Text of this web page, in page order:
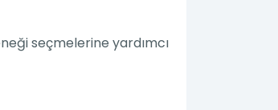
seçmelerine yardımcı